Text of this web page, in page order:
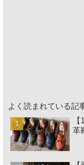
よく読まれている記
革